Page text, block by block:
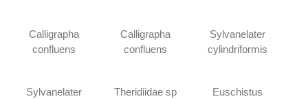
Calligrapha
confluens
Calligrapha
confluens
Sylvanelater
cylindriformis
Sylvanelater
Theridiidae sp
Euschistus